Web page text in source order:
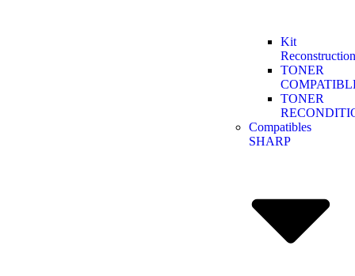
Kit
Reconstruction
TONER
TONER
Compatibles
SHARP